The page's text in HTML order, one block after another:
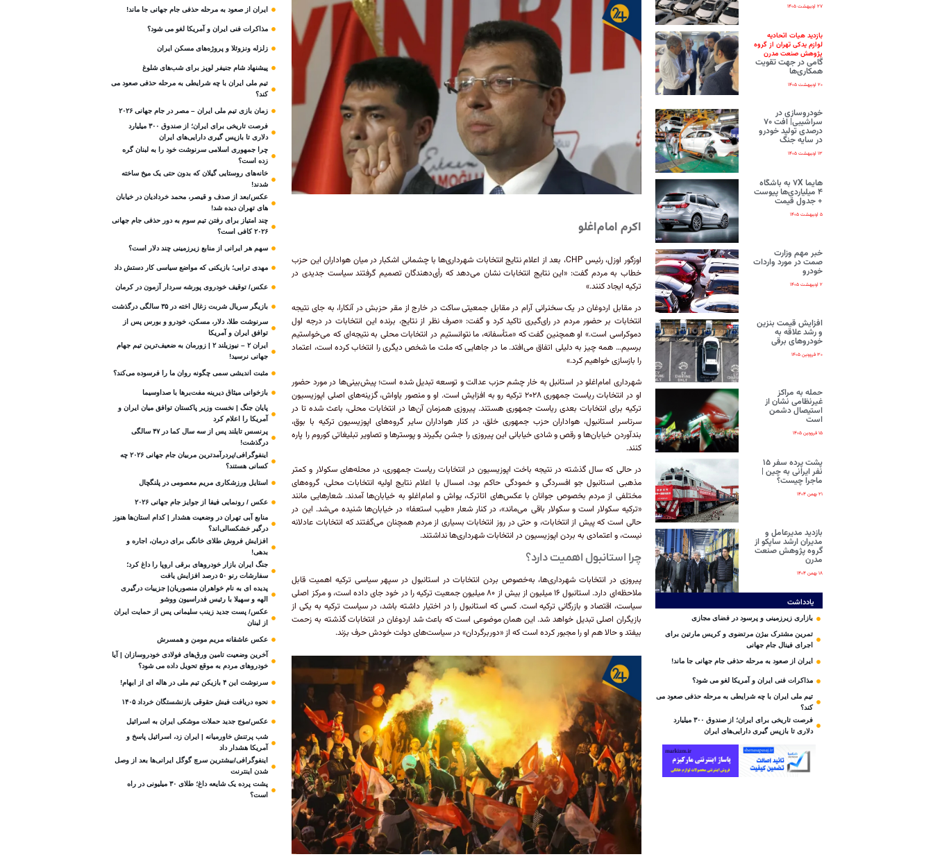
۲۷ اردیبهشت ۱۴۰۵
بازدید هیات اتحادیه
لوازم یدکی تهران از گروه
پژوهش صنعت مدرن
گامی در جهت تقویت
همکاری‌ها
۲۰ اردیبهشت ۱۴۰۵
خودروسازی در
سراشیبی| افت ۷۰
درصدی تولید خودرو
در سایه جنگ
۱۳ اردیبهشت ۱۴۰۵
هایما ۷X به باشگاه
۴ میلیاردی‌ها پیوست
+ جدول قیمت
۵ اردیبهشت ۱۴۰۵
خبر مهم وزارت
صمت در مورد واردات
خودرو
۲ اردیبهشت ۱۴۰۵
افزایش قیمت بنزین
و رشد علاقه به
خودروهای برقی
۳۰ فروردین ۱۴۰۵
حمله به مراکز
غیرنظامی نشان از
استیصال دشمن
است
۱۵ فروردین ۱۴۰۵
پشت پرده سفر ۱۵
نفر ایرانی‌ به چین |
ماجرا چیست؟
۲۱ بهمن ۱۴۰۴
بازدید مدیرعامل و
مدیران ارشد ساپکو از
گروه پژوهش صنعت
مدرن
۱۸ بهمن ۱۴۰۴
یادداشت
بازاری زیرزمینی و پرسود در فضای مجازی
تمرین مشترک بیژن مرتضوی و کریس مارتین برای
اجرای فینال جام جهانی
ایران از صعود به مرحله حذفی جام جهانی جا ماند!
مذاکرات فنی ایران و آمریکا لغو می شود؟
تیم ملی ایران با چه شرایطی به مرحله حذفی صعود می
کند؟
فرصت تاریخی برای ایران؛ از صندوق ۳۰۰ میلیارد
دلاری تا بازپس گیری دارایی‌های ایران
اکرم امام‌اغلو
اوزگور اوزل، رئیس CHP، بعد از اعلام نتایج انتخابات شهرداری‌ها با چشمانی اشکبار در میان هواداران این حزب
خطاب به مردم گفت: «این نتایج انتخابات نشان می‌دهد که رأی‌دهندگان تصمیم گرفتند سیاست جدیدی در
ترکیه ایجاد کنند.»
در مقابل اردوغان در یک سخنرانی آرام در مقابل جمعیتی ساکت در خارج از مقر حزبش در آنکارا، به جای نتیجه
انتخابات بر حضور مردم در رای‌گیری تاکید کرد و گفت: «صرف نظر از نتایج، برنده این انتخابات در درجه اول
دموکراسی است.» او همچنین گفت که «متأسفانه، ما نتوانستیم در انتخابات محلی به نتیجه‌ای که می‌خواستیم
برسیم… همه چیز به دلیلی اتفاق می‌افتد. ما در جا‌هایی که ملت ما شخص دیگری را انتخاب کرده است، اعتماد
را بازسازی خواهیم کرد.»
شهرداری امام‌اغلو در استانبل به خار چشم حزب عدالت و توسعه تبدیل شده است؛ پیش‌بینی‌ها در مورد حضور
او در انتخابات ریاست جمهوری ۲۰۲۸ ترکیه رو به افزایش است. او و منصور یاواش، گزینه‌های اصلی اپوزیسیون
ترکیه برای انتخابات بعدی ریاست جمهوری هستند. پیروزی همزمان آن‌ها در انتخابات محلی، باعث شده تا در
سرتاسر استانبول، هواداران حزب جمهوری خلق، در کنار هواداران سایر گروه‌های اپوزیسیون ترکیه با بوق،
بند‌آوردن خیابان‌ها و رقص و شادی خیابانی این پیروزی را جشن بگیرند و پوستر‌ها و تصاویر تبلیغاتی کوروم را پاره
کنند.
در حالی که سال گذشته در نتیجه باخت اپوزیسیون در انتخابات ریاست جمهوری، در محله‌های سکولار و کمتر
مذهبی استانبول جو افسردگی و خمودگی حاکم بود، امسال با اعلام نتایج اولیه انتخابات محلی، گروه‌های
مختلفی از مردم بخصوص جوانان با عکس‌های اتاترک، یواش و امام‌اغلو به خیابان‌ها آمدند. شعار‌هایی مانند
«ترکیه سکولار است و سکولار باقی می‌ماند»، در کنار شعار «طیب استعفا» در خیابان‌ها شنیده می‌شد. این در
حالی است که پیش از انتخابات، و حتی در روز انتخابات بسیاری از مردم همچنان می‌گفتند که انتخابات عادلانه
نیست، و اعتمادی به بردن اپوزیسیون در انتخابات شهرداری‌ها نداشتند.
چرا استانبول اهمیت دارد؟
پیروزی در انتخابات شهرداری‌ها، به‌خصوص بردن انتخابات در استانبول در سپهر سیاسی ترکیه اهمیت قابل
ملاحظه‌ای دارد. استانبول ۱۶ میلیون از بیش از ۸۰ میلیون جمعیت ترکیه را در خود جای داده است، و مرکز اصلی
سیاست، اقتصاد و بازرگانی ترکیه است. کسی که استانبول را در اختیار داشته باشد، در سیاست ترکیه به یکی از
بازیگران اصلی تبدیل خواهد شد. این همان موضوعی است که باعث شد اردوغان در انتخابات گذشته به زحمت
بیفتد و حالا هم او را مجبور کرده است که از «دوربرگردان» در سیاست‌های دولت خودش حرف بزند.
ایران از صعود به مرحله حذفی جام جهانی جا ماند!
مذاکرات فنی ایران و آمریکا لغو می شود؟
زلزله ونزوئلا و پروژه‌های مسکن ایران
پیشنهاد شام جنیفر لوپز برای شب‌های شلوغ
تیم ملی ایران با چه شرایطی به مرحله حذفی صعود می
کند؟
زمان بازی تیم ملی ایران – مصر در جام جهانی ۲۰۲۶
فرصت تاریخی برای ایران؛ از صندوق ۳۰۰ میلیارد
دلاری تا بازپس گیری دارایی‌های ایران
چرا جمهوری اسلامی سرنوشت خود را به لبنان گره
زده است؟
خانه‌های روستایی گیلان که بدون حتی یک میخ ساخته
شدند!
عکس/بعد از صدف و قیصر، محمد خردادیان در خیابان
های تهران دیده شد!
چند امتیاز برای رفتن تیم سوم به دور حذفی جام جهانی
۲۰۲۶ کافی است؟
سهم هر ایرانی از منابع زیرزمینی چند دلار است؟
مهدی ترابی؛ بازیکنی که مواضع سیاسی‌ کار دستش داد
عکس/ توقیف خودروی پورشه سردار آزمون در کرمان
بازیگر سریال شربت زغال‌ اخته در ۳۵ سالگی درگذشت
سرنوشت طلا، دلار، مسکن، خودرو و بورس پس از
توافق ایران و آمریکا
ایران ۲ – نیوزیلند ۲ | زورمان به ضعیف‌ترین تیم جهام
جهانی نرسید!
مثبت‌ اندیشی سمی چگونه روان ما را فرسوده می‌کند؟
بازخوانی میثاق دیرینه مفت‌برها با صداوسیما
پایان جنگ | نخست وزیر پاکستان توافق میان ایران و
آمریکا را اعلام کرد
پرنسس تایلند پس از سه سال کما در ۴۷ سالگی
درگذشت!
اینفوگرافی/پردرآمدترین مربیان جام جهانی ۲۰۲۶ چه
کسانی هستند؟
استایل ورزشکاری مریم معصومی در پلنگچال
عکس / رونمایی فیفا از جوایز جام جهانی ۲۰۲۶
منابع آبی تهران در وضعیت هشدار | کدام استان‌ها هنوز
درگیر خشکسالی‌اند؟
افزایش فروش طلای خانگی برای درمان، اجاره و
بدهی!
جنگ ایران بازار خودروهای برقی اروپا را داغ کرد؛
سفارشات رنو ۵۰ درصد افزایش یافت
پدیده ای به نام خواهران منصوریان| جزییات درگیری
الهه و سهیلا با رئیس فدراسیون ووشو
عکس/ پست جدید زینب سلیمانی پس از حمایت ایران
از لبنان
عکس عاشقانه مریم مومن و همسرش
آخرین وضعیت تامین ورق‌های فولادی خودروسازان | آیا
خودروهای مردم به موقع تحویل داده می شود؟
سرنوشت این ۴ بازیکن تیم ملی در هاله ای از ابهام!
نحوه دریافت فیش حقوقی بازنشستگان خرداد ۱۴۰۵
عکس/موج جدید حملات موشکی ایران به اسرائیل
شب پرتنش خاورمیانه | ایران زد، اسرائیل پاسخ و
آمریکا هشدار داد
اینفوگرافی/بیشترین سرچ گوگل ایرانی‌ها بعد از وصل
شدن اینترنت
پشت پرده یک شایعه داغ؛ طلای ۳۰ میلیونی در راه
است؟